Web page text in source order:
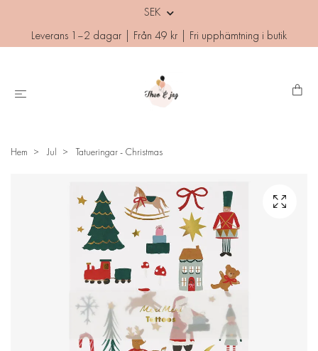
SEK
Leverans 1–2 dagar | Från 49 kr | Fri upphämtning i butik
Hem Jul Tatueringar - Christmas